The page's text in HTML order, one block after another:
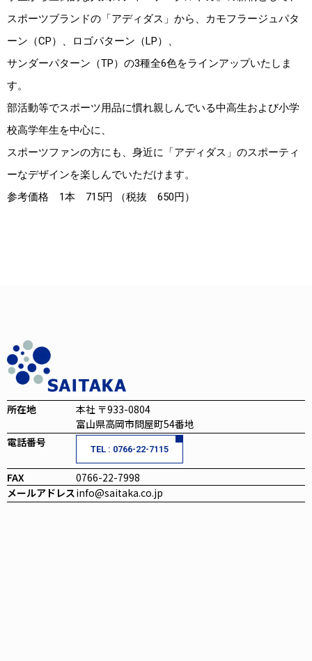
スポーツブランドの「アディダス」から、カモフラージュパタ
ーン（CP）、ロゴパターン（LP）、
サンダーパターン（TP）の3種全6色をラインアップいたしま
す。
部活動等でスポーツ用品に慣れ親しんでいる中高生および小学
校高学年生を中心に、
スポーツファンの方にも、身近に「アディダス」のスポーティ
ーなデザインを楽しんでいただけます。
参考価格 1本 715円 （税抜 650円）
所在地
本社 〒933-0804
富山県高岡市問屋町54番地
電話番号
TEL : 0766-22-7115
FAX
0766-22-7998
メールアドレス info@saitaka.co.jp